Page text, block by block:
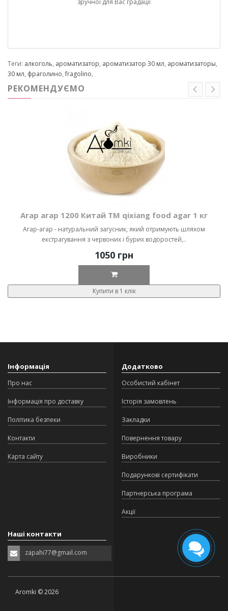
зручної для Вас градації
Теги: алкоголь, ароматизатор, ароматизатор 30 мл, ароматизаторы,
30 мл, фраголино,fragolino,
РЕКОМЕНДУЄМО
Агар агар 1200 Китай ТМ qixiang food agar 1 кг
Агар-агар - натуральний загусник, який отримують шляхом
екстрагування з червоних і бурих водоростей,..
1050 грн
Купити в 1 клік
Інформація
Про нас
Інформація про доставку
Політика безпеки
Контакти
Карта сайту
Додатково
Особистий кабінет
Історія замовлень
Закладки
Повернення товару
Виробники
Подарункові сертифікати
Партнерська програма
Акції
Наші контакти
zapahi77@gmail.com
Aromki © 2026